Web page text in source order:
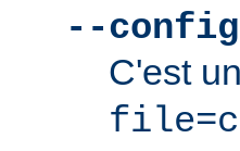
--
C'est